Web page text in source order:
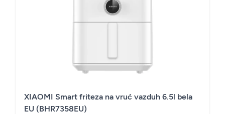
XIAOMI Smart friteza na vruć vazduh 6.5l bela
EU (BHR7358EU)